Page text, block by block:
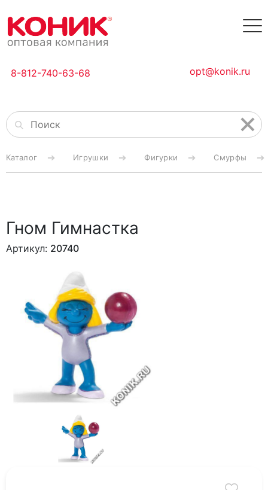
8-812-740-63-68 opt@konik.ru
Каталог Игрушки Фигурки Смурфы
Гном Гимнастка
Артикул: 20740